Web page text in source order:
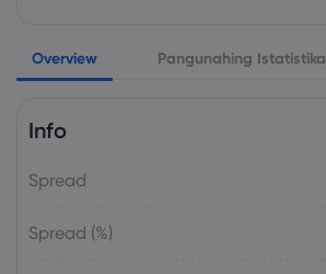
US Government Shutdown Threatens
October Inflation Data Release
US-EU Relations: Russia Sanctions Unite
Overview Pangunahing Istatistika
Info
Spread
Spread (%)